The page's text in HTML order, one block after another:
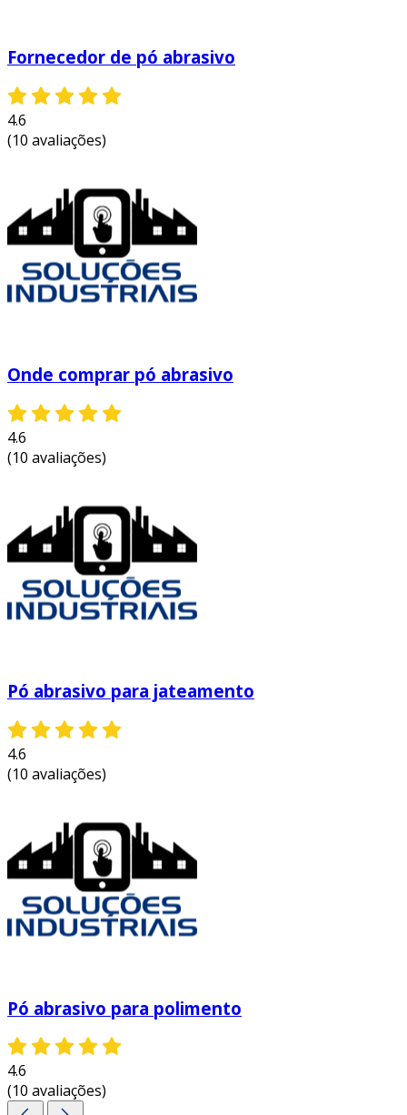
Fornecedor de pó abrasivo
4.6
(10 avaliações)
Onde comprar pó abrasivo
4.6
(10 avaliações)
Pó abrasivo para jateamento
4.6
(10 avaliações)
Pó abrasivo para polimento
4.6
(10 avaliações)